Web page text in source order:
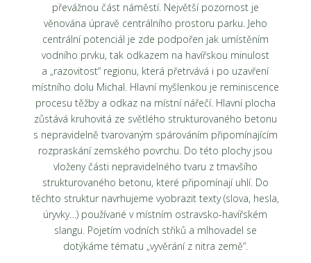
převážnou část náměstí. Největší pozornost je
věnována úpravě centrálního prostoru parku. Jeho
centrální potenciál je zde podpořen jak umístěním
vodního prvku, tak odkazem na havířskou minulost
a „razovitost“ regionu, která přetrvává i po uzavření
místního dolu Michal. Hlavní myšlenkou je reminiscence
procesu těžby a odkaz na místní nářečí. Hlavní plocha
zůstává kruhovitá ze světlého strukturovaného betonu
s nepravidelně tvarovaným spárováním připomínajícím
rozpraskání zemského povrchu. Do této plochy jsou
vloženy části nepravidelného tvaru z tmavšího
strukturovaného betonu, které připomínají uhlí. Do
těchto struktur navrhujeme vyobrazit texty (slova, hesla,
úryvky…) používané v místním ostravsko-havířském
slangu. Pojetím vodních střiků a mlhovadel se
dotýkáme tématu „vyvěrání z nitra země“.